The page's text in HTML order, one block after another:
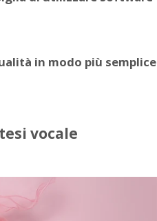
in modo più semplice
vocale